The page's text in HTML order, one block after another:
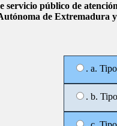
servicio público de
de Extremadura
. a.
. b.